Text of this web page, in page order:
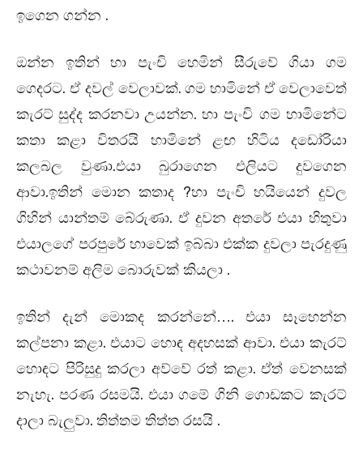
ඉගෙන ගන්න .
ඔන්න ඉතින් හා පැංචි හෙමින් සීරුවේ ගියා ගම
ගෙදරට. ඒ දවල් වෙලාවක්.ගම හාමිනේ ඒ වෙලාවෙත්
කැරට් සුද්ද කරනවා උයන්න.හා පැංචි ගම හාමිනේට
කතා කළා විතරයි හාමිනේ ළඟ හිටිය දඩෝරියා
කලබල වුණා.එයා බුරාගෙන එලියට දුවගෙන
ආවා.ඉතින් මොන කතාද ?හා පැංචි හයියෙන් දුවල
ගිහින් යාන්තම් බේරුණා.ඒ දුවන අතරේ එයා හිතුවා
එයාලගේ පරපුරේ හාවෙක් ඉබ්බා එක්ක දුවලා පැරදුණු
කථාවනම් අලිම බොරුවක් කියලා .
ඉතින් දැන් මොකද කරන්නේ…. එයා සෑහෙන්න
කල්පනා කළා. එයාට හොඳ අදහසක් ආවා. එයා කැරට්
හොඳට පිරිසුදු කරලා අව්වේ රත් කළා.ඒත් වෙනසක්
නැහැ. පරණ රසමයි. එයා ගමේ ගිනි ගොඩකට කැරට්
දාලා බැලුවා. තිත්තම තිත්ත රසයි .